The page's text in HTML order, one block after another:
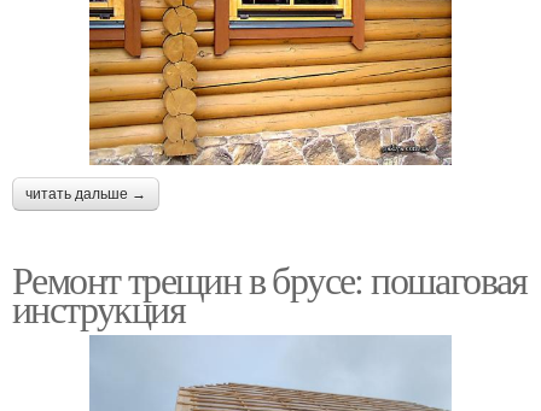
читать дальше →
Ремонт трещин в брусе: пошаговая
инструкция